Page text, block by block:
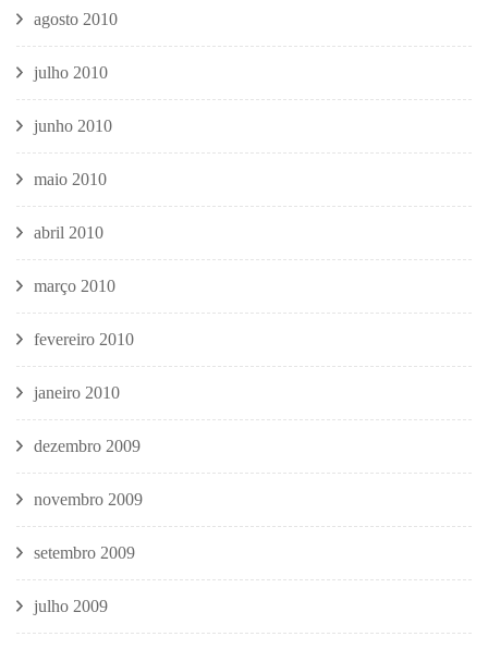
agosto 2010
julho 2010
junho 2010
maio 2010
abril 2010
março 2010
fevereiro 2010
janeiro 2010
dezembro 2009
novembro 2009
setembro 2009
julho 2009